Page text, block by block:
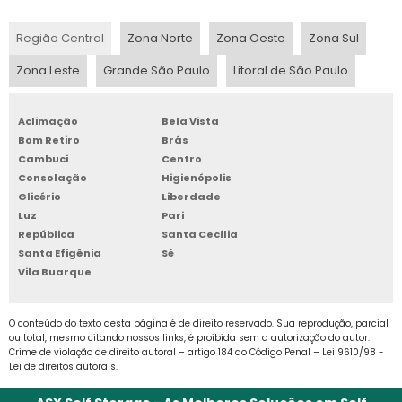
Evita gastos desnecessários;
Permite a operação com poucos itens,
evitando dinheiro parado;
Deixa o trabalho de controle mais eficiente
e preciso.
pode se unir a uma organização eficiente do
espaço de armazenamento o que pode
ajudar muito na redução do custo de
armazenagem de estoque, pois permitem
BOX DE ARMAZENAGEM
BOX GUARDA TUDO
BOX PARA ALUGAR
BOX PARA GUARDAR
BOX PARA GUARDAR MÓVEIS
BOX SELF STORAGE
CUSTO ARMAZENAGEM ESTOQUE
Região Central Zona Norte Zona Oeste
Zona Sul
Zona Leste
Grande São Paulo Litoral de São Paulo
Aclimação
Bela Vista
Bom Retiro
Brás
Cambuci
Centro
Consolação
Higienópolis
Glicério
Liberdade
Luz
Pari
República
Santa Cecília
Santa Efigênia
Sé
Vila Buarque
O conteúdo do texto desta página é de direito reservado. Sua reprodução, parcial
ou total, mesmo citando nossos links, é proibida sem a autorização do autor.
Crime de violação de direito autoral – artigo 184 do Código Penal – Lei 9610/98 -
Lei de direitos autorais.